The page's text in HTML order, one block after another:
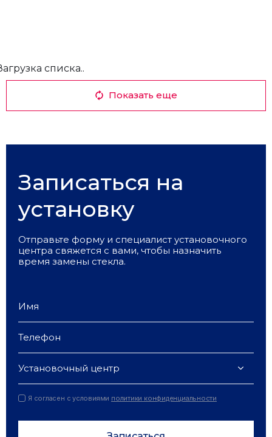
списка..
Показать еще
Записаться на
установку
Отправьте форму и специалист установочного
центра свяжется с вами, чтобы назначить
время замены стекла.
Установочный центр
Я согласен с условиями политики конфиденциальности